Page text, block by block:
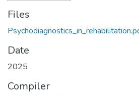
Files
Date
2025
Compiler